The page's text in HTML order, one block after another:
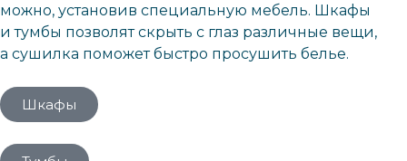
можно, установив специальную мебель. Шкафы
и тумбы позволят скрыть с глаз различные вещи,
а сушилка поможет быстро просушить белье.
Шкафы